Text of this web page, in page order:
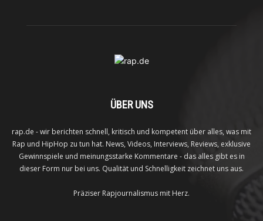
ÜBER UNS
rap.de - wir berichten schnell, kritisch und kompetent über alles, was mit
Rap und HipHop zu tun hat. News, Videos, Interviews, Reviews, exklusive
Gewinnspiele und meinungsstarke Kommentare - das alles gibt es in
dieser Form nur bei uns. Qualität und Schnelligkeit zeichnet uns aus.
Präziser Rapjournalismus mit Herz.